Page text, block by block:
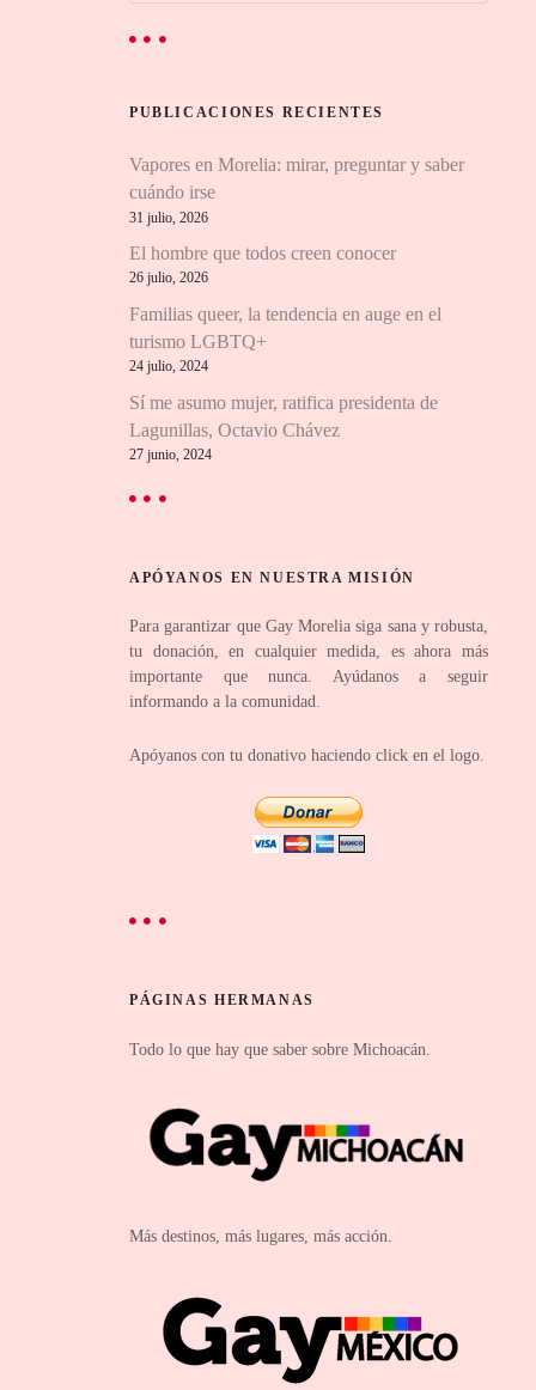
c
:
PUBLICACIONES RECIENTES
Vapores en Morelia: mirar, preguntar y saber
cuándo irse
31 julio, 2026
El hombre que todos creen conocer
26 julio, 2026
Familias queer, la tendencia en auge en el
turismo LGBTQ+
24 julio, 2024
Sí me asumo mujer, ratifica presidenta de
Lagunillas, Octavio Chávez
27 junio, 2024
APÓYANOS EN NUESTRA MISIÓN
Para garantizar que Gay Morelia siga sana y robusta,
tu donación, en cualquier medida, es ahora más
importante que nunca. Ayúdanos a seguir
informando a la comunidad.
Apóyanos con tu donativo haciendo click en el logo.
PÁGINAS HERMANAS
Todo lo que hay que saber sobre Michoacán.
Más destinos, más lugares, más acción.